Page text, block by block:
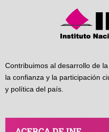
Contribuimos al desarrollo de
la confianza y la participación
y política del país.